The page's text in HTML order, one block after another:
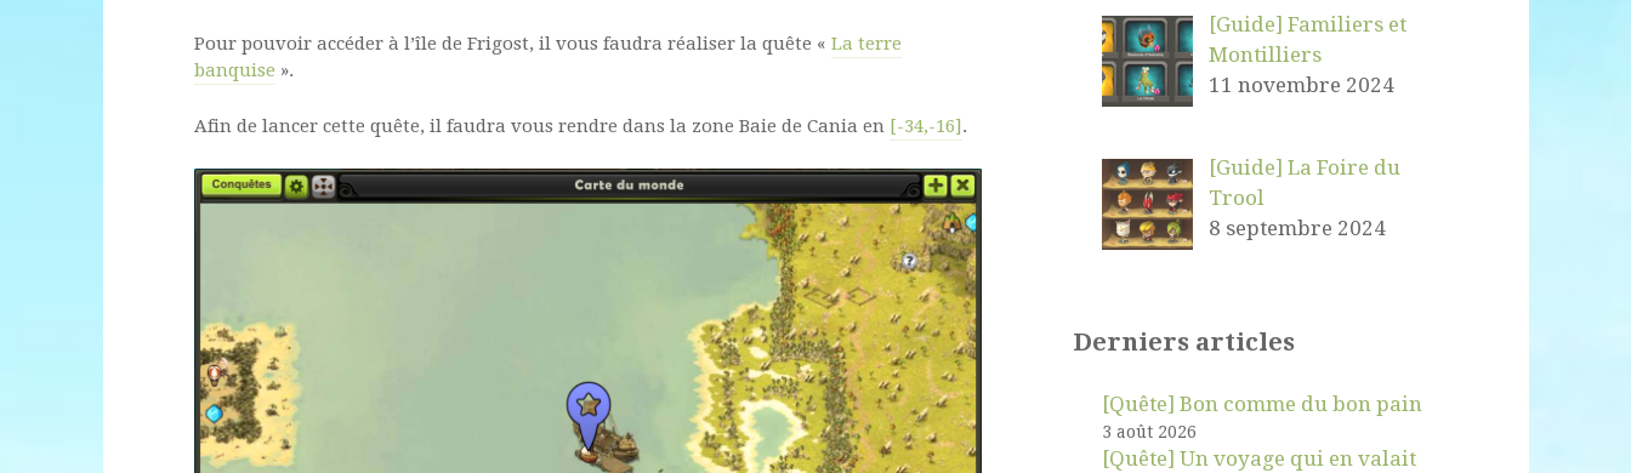
Pour pouvoir accéder à l’île de Frigost, il vous faudra réaliser la quête « La terre
banquise ».
Afin de lancer cette quête, il faudra vous rendre dans la zone Baie de Cania en [-34,-16].
[Guide] Familiers et
Montilliers
11 novembre 2024
[Guide] La Foire du
Trool
8 septembre 2024
Derniers articles
[Quête] Bon comme du bon pain
3 août 2026
[Quête] Un voyage qui en valait